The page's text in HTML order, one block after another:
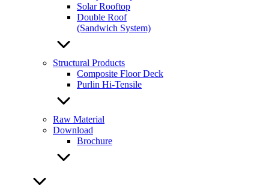
Solar Rooftop
Double Roof
(Sandwich System)
Structural Products
Composite Floor Deck
Purlin Hi-Tensile
Raw Material
Download
Brochure